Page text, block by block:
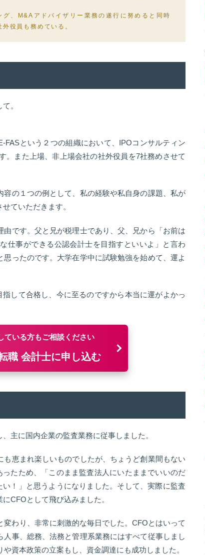
、M&Aアドバイザリー業務の遂行に努めると同時
役員も務めている。
。
という２つの組織において、IPOコンサルティン
。また上場、非上場会社の社外役員を7社務めさせて
の１つの例として、私の経験や私自身の課題、私が
ていただきます。
です。父と兄が税理士であり、父、兄から「お前は
仕事ができる公認会計士を目指すといいよ」と言わ
ったのです。大学在学中に試験勉強を始めて、運よ
して合格し、今に至るのですから本当に運がよかっ
ている方もご相談ください
職 会計士に申し込む
主に国内企業の監査業務に従事しました。
恵まれ楽しいものでしたが、ちょうど創業間もない
たため、「このまま監査法人にいたままでいいのだ
！」と思うようになりました。そして、実際に監査
CFOとして飛び込みました。
わり、非常に刺激的な毎日でした。CFOとはいって
事、総務、法務と管理系業務にはすべて従事しまし
資本政策の立案もし、資金調達にも成功しました。